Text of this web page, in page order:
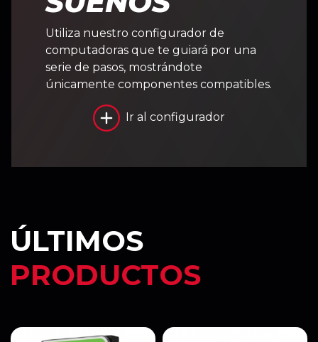
Utiliza nuestro configurador de
computadoras que te guiará por una
serie de pasos, mostrándote
únicamente componentes compatibles.
Ir al configurador
ÚLTIMOS
PRODUCTOS